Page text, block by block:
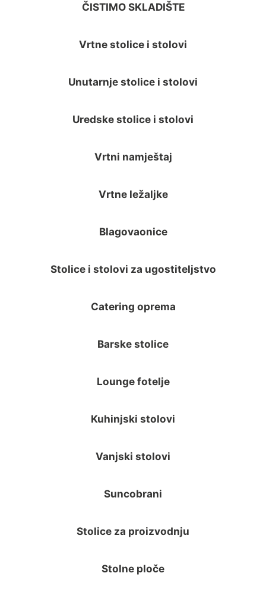
ČISTIMO SKLADIŠTE
Vrtne stolice i stolovi
Unutarnje stolice i stolovi
Uredske stolice i stolovi
Vrtni namještaj
Vrtne ležaljke
Blagovaonice
Stolice i stolovi za ugostiteljstvo
Catering oprema
Barske stolice
Lounge fotelje
Kuhinjski stolovi
Vanjski stolovi
Suncobrani
Stolice za proizvodnju
Stolne ploče